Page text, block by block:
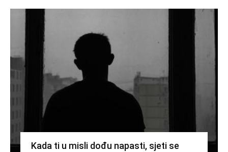
Kada ti u misli dođu napasti, sjeti se